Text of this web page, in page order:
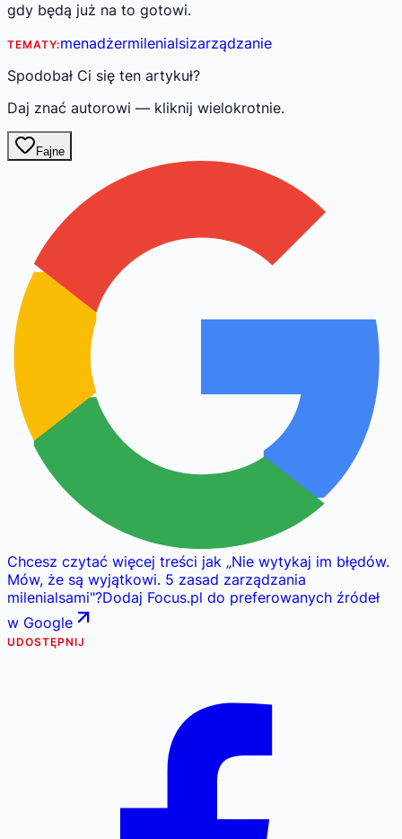
gdy będą już na to gotowi.
TEMATY:menadżermilenialsizarządzanie
Spodobał Ci się ten artykuł?
Daj znać autorowi — kliknij wielokrotnie.
Fajne
Chcesz czytać więcej treści jak „Nie wytykaj im błędów.
Mów, że są wyjątkowi. 5 zasad zarządzania
milenialsami"?Dodaj Focus.pl do preferowanych źródeł
w Google
UDOSTĘPNIJ